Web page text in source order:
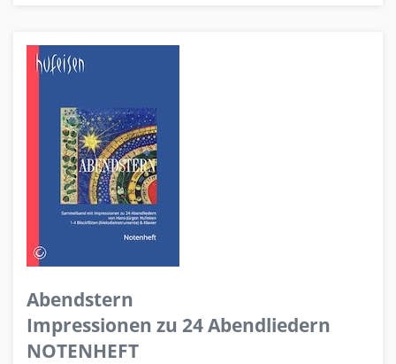
Abendstern
Impressionen zu 24 Abendliedern
NOTENHEFT